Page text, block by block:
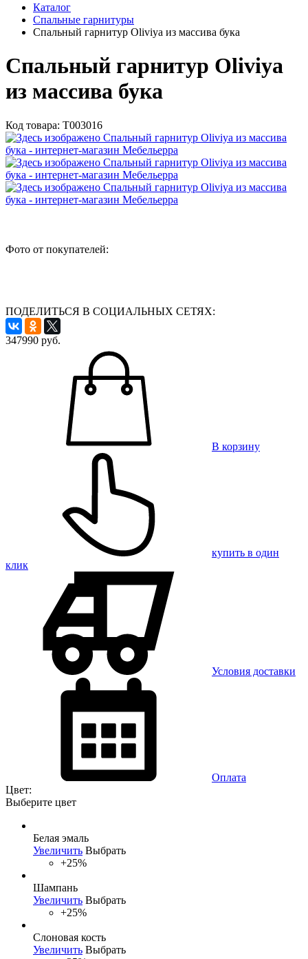
Каталог
Спальные гарнитуры
Спальный гарнитур Oliviya из массива бука
Спальный гарнитур Oliviya
из массива бука
Код товара: Т003016
Фото от покупателей:
ПОДЕЛИТЬСЯ В СОЦИАЛЬНЫХ СЕТЯХ:
347990 руб.
В корзину
купить в один
клик
Условия доставки
Оплата
Цвет:
Выберите цвет
Белая эмаль
Увеличить Выбрать
+25%
Шампань
Увеличить Выбрать
+25%
Слоновая кость
Увеличить Выбрать